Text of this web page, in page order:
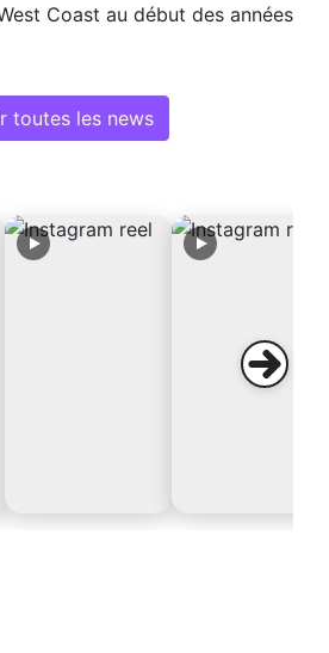
Coast au début des années
toutes les news